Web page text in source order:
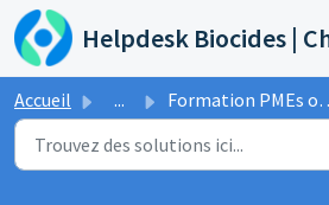
Passer au contenu principal
Accueil ... Formation PMEs obligations au sein du BPR, CLP et REACH (...